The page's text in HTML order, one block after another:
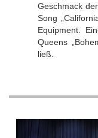
Geschmack
Song
Equipment.
Queens
ließ.